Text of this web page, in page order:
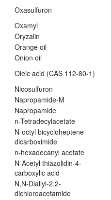
Oxasulfuron
Oxamyl
Oryzalin
Orange oil
Onion oil
Oleic acid (CAS 112-80-1)
Nicosulfuron
Napropamide-M
Napropamide
n-Tetradecylacetate
N-octyl bicycloheptene
dicarboximide
n-hexadecanyl acetate
N-Acetyl thiazolidin-4-
carboxylic acid
N,N-Diallyl-2,2-
dichloroacetamide